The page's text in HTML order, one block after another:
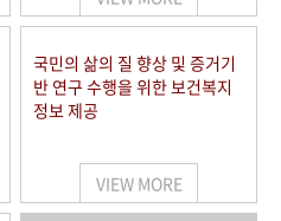
국민의 삶의 질 향상 및 증거기
반 연구 수행을 위한 보건복지
정보 제공
VIEW MORE